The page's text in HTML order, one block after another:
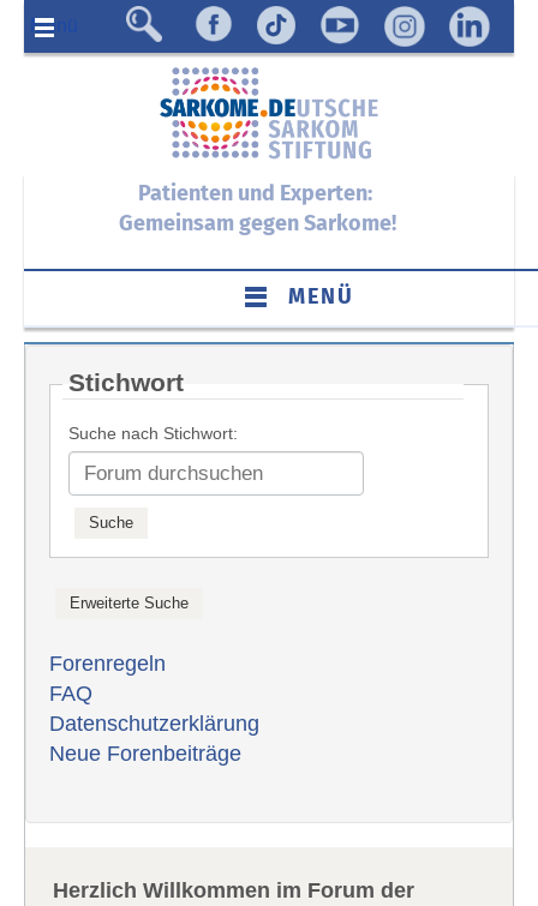
Menü
Patienten und Experten:
Gemeinsam gegen Sarkome!
MENÜ
Stichwort
Suche nach Stichwort:
Forenregeln
FAQ
Datenschutzerklärung
Neue Forenbeiträge
Herzlich Willkommen im Forum der